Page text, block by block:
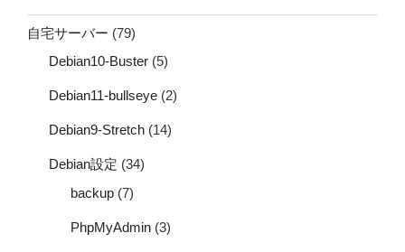
自宅サーバー (79)
Debian10-Buster (5)
Debian11-bullseye (2)
Debian9-Stretch (14)
Debian設定 (34)
backup (7)
PhpMyAdmin (3)